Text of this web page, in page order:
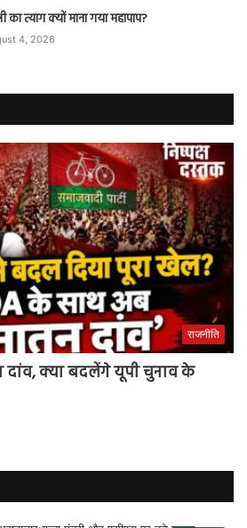
का त्याग क्यों माना गया महापाप?
4, 2026
राजनीति
क्या बदलेंगे यूपी चुनाव के